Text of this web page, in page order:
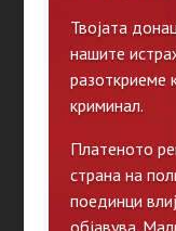
Твојата
нашите
разоткриеме
криминал.
Платеното
страна на
поединци